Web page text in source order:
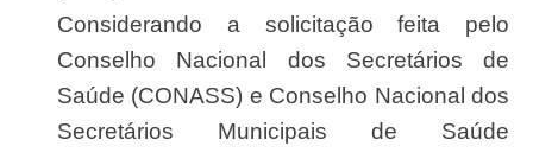
Considerando a solicitação feita pelo
Conselho Nacional dos Secretários de
Saúde (CONASS) e Conselho Nacional dos
Secretários Municipais de Saúde